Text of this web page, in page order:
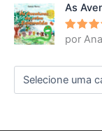
As
5
por